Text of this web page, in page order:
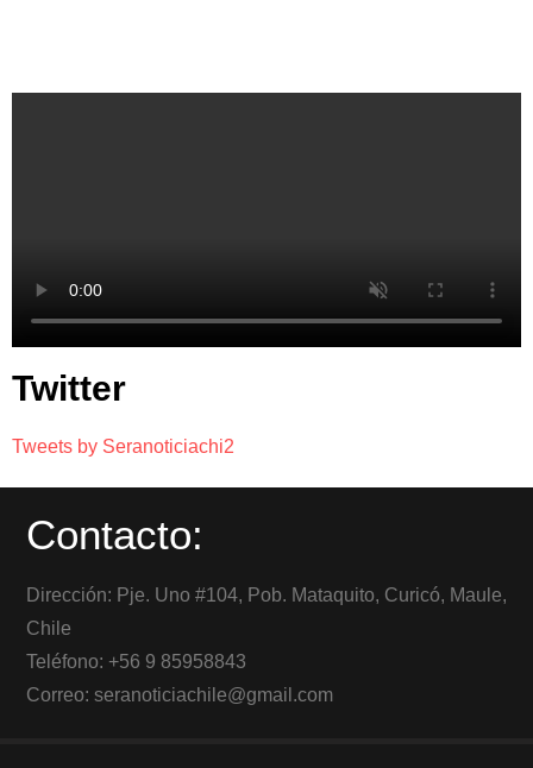
Twitter
Tweets by Seranoticiachi2
Contacto:
Dirección: Pje. Uno #104, Pob. Mataquito, Curicó, Maule,
Chile
Teléfono: +56 9 85958843
Correo: seranoticiachile@gmail.com